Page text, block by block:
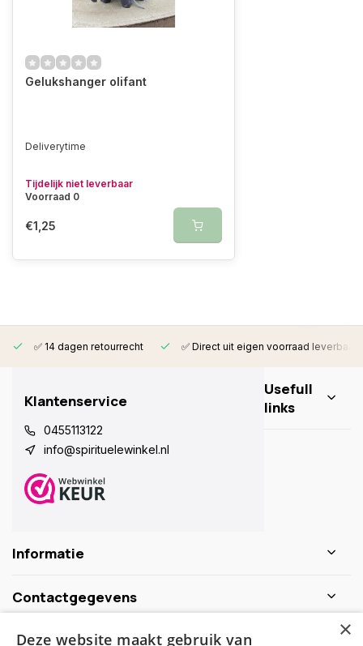
Gelukshanger olifant
Deliverytime
Tijdelijk niet leverbaar
Voorraad 0
€1,25
✅ 14 dagen retourrecht ✅ Direct uit eigen voorraad leverbaar
Klantenservice
0455113122
info@spirituelewinkel.nl
Usefull
links
Informatie
Contactgegevens
×
Deze website maakt gebruik van